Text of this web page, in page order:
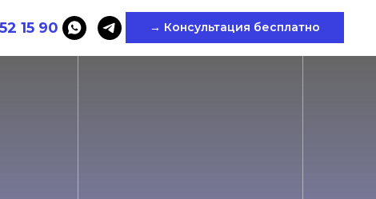
15 90 → Консультация бесплатно